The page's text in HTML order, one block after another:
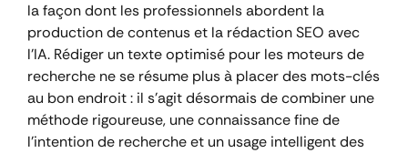
la façon dont les professionnels abordent la
production de contenus et la rédaction SEO avec
l’IA. Rédiger un texte optimisé pour les moteurs de
recherche ne se résume plus à placer des mots-clés
au bon endroit : il s’agit désormais de combiner une
méthode rigoureuse, une connaissance fine de
l’intention de recherche et un usage intelligent des